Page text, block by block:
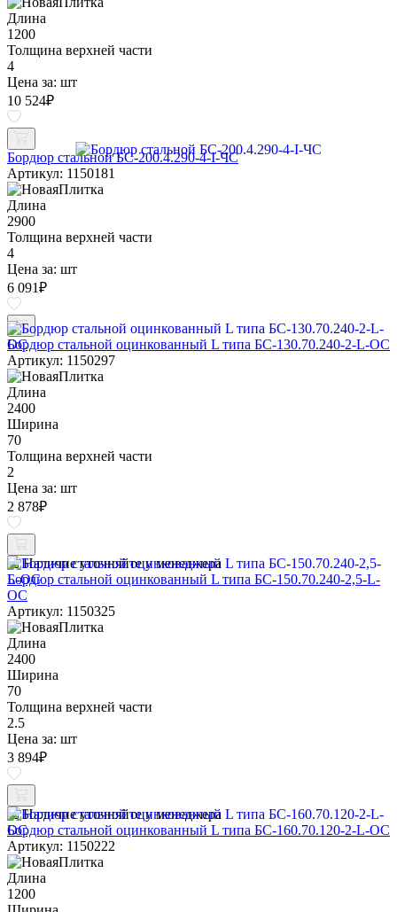
Длина
1200
Толщина верхней части
4
Цена за: шт
10 524₽
Бордюр стальной БС-200.4.290-4-I-ЧС
Артикул: 1150181
Длина
2900
Толщина верхней части
4
Цена за: шт
6 091₽
Бордюр стальной оцинкованный L типа БС-130.70.240-2-L-ОС
Артикул: 1150297
Длина
2400
Ширина
70
Толщина верхней части
2
Цена за: шт
2 878₽
Наличие уточняйте у менеджера
Бордюр стальной оцинкованный L типа БС-150.70.240-2,5-L-
ОС
Артикул: 1150325
Длина
2400
Ширина
70
Толщина верхней части
2.5
Цена за: шт
3 894₽
Наличие уточняйте у менеджера
Бордюр стальной оцинкованный L типа БС-160.70.120-2-L-ОС
Артикул: 1150222
Длина
1200